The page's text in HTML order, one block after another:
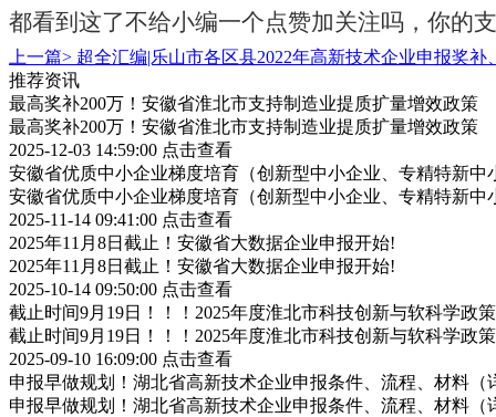
都看到这了不给小编一个点赞加关注吗，你的
上一篇> 超全汇编|乐山市各区县2022年高新技术企业申报奖
推荐资讯
最高奖补200万！安徽省淮北市支持制造业提质扩量增效政策
最高奖补200万！安徽省淮北市支持制造业提质扩量增效政策
2025-12-03 14:59:00 点击查看
安徽省优质中小企业梯度培育（创新型中小企业、专精特新中
安徽省优质中小企业梯度培育（创新型中小企业、专精特新中
2025-11-14 09:41:00 点击查看
2025年11月8日截止！安徽省大数据企业申报开始!
2025年11月8日截止！安徽省大数据企业申报开始!
2025-10-14 09:50:00 点击查看
截止时间9月19日！！！2025年度淮北市科技创新与软科学
截止时间9月19日！！！2025年度淮北市科技创新与软科学
2025-09-10 16:09:00 点击查看
申报早做规划！湖北省高新技术企业申报条件、流程、材料（
申报早做规划！湖北省高新技术企业申报条件、流程、材料（